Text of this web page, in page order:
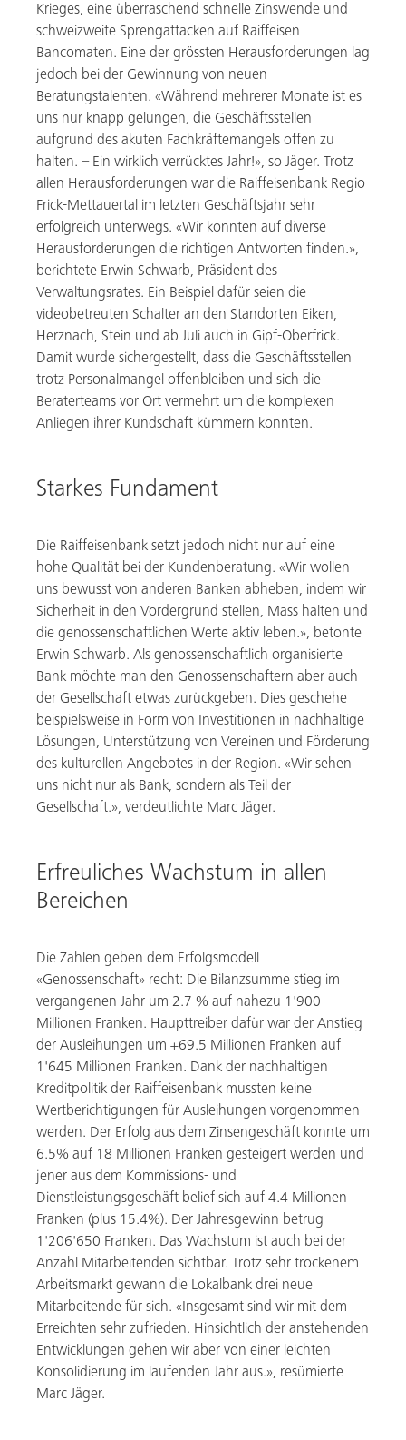
Krieges, eine überraschend schnelle Zinswende und
schweizweite Sprengattacken auf Raiffeisen
Bancomaten. Eine der grössten Herausforderungen lag
jedoch bei der Gewinnung von neuen
Beratungstalenten. «Während mehrerer Monate ist es
uns nur knapp gelungen, die Geschäftsstellen
aufgrund des akuten Fachkräftemangels offen zu
halten. – Ein wirklich verrücktes Jahr!», so Jäger. Trotz
allen Herausforderungen war die Raiffeisenbank Regio
Frick-Mettauertal im letzten Geschäftsjahr sehr
erfolgreich unterwegs. «Wir konnten auf diverse
Herausforderungen die richtigen Antworten finden.»,
berichtete Erwin Schwarb, Präsident des
Verwaltungsrates. Ein Beispiel dafür seien die
videobetreuten Schalter an den Standorten Eiken,
Herznach, Stein und ab Juli auch in Gipf-Oberfrick.
Damit wurde sichergestellt, dass die Geschäftsstellen
trotz Personalmangel offenbleiben und sich die
Beraterteams vor Ort vermehrt um die komplexen
Anliegen ihrer Kundschaft kümmern konnten.
Starkes Fundament
Die Raiffeisenbank setzt jedoch nicht nur auf eine
hohe Qualität bei der Kundenberatung. «Wir wollen
uns bewusst von anderen Banken abheben, indem wir
Sicherheit in den Vordergrund stellen, Mass halten und
die genossenschaftlichen Werte aktiv leben.», betonte
Erwin Schwarb. Als genossenschaftlich organisierte
Bank möchte man den Genossenschaftern aber auch
der Gesellschaft etwas zurückgeben. Dies geschehe
beispielsweise in Form von Investitionen in nachhaltige
Lösungen, Unterstützung von Vereinen und Förderung
des kulturellen Angebotes in der Region. «Wir sehen
uns nicht nur als Bank, sondern als Teil der
Gesellschaft.», verdeutlichte Marc Jäger.
Erfreuliches Wachstum in allen
Bereichen
Die Zahlen geben dem Erfolgsmodell
«Genossenschaft» recht: Die Bilanzsumme stieg im
vergangenen Jahr um 2.7 % auf nahezu 1'900
Millionen Franken. Haupttreiber dafür war der Anstieg
der Ausleihungen um +69.5 Millionen Franken auf
1'645 Millionen Franken. Dank der nachhaltigen
Kreditpolitik der Raiffeisenbank mussten keine
Wertberichtigungen für Ausleihungen vorgenommen
werden. Der Erfolg aus dem Zinsengeschäft konnte um
6.5% auf 18 Millionen Franken gesteigert werden und
jener aus dem Kommissions- und
Dienstleistungsgeschäft belief sich auf 4.4 Millionen
Franken (plus 15.4%). Der Jahresgewinn betrug
1'206'650 Franken. Das Wachstum ist auch bei der
Anzahl Mitarbeitenden sichtbar. Trotz sehr trockenem
Arbeitsmarkt gewann die Lokalbank drei neue
Mitarbeitende für sich. «Insgesamt sind wir mit dem
Erreichten sehr zufrieden. Hinsichtlich der anstehenden
Entwicklungen gehen wir aber von einer leichten
Konsolidierung im laufenden Jahr aus.», resümierte
Marc Jäger.